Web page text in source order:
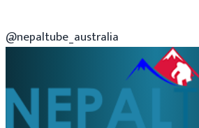
@nepaltube_australia